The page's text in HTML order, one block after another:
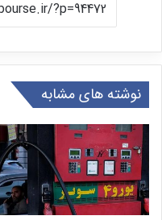
نوشته های مشابه